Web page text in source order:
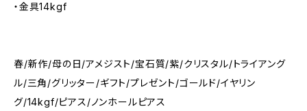
・金具14kgf
春/新作/母の日/アメジスト/宝石質/紫/クリスタル/トライアング
ル/三角/グリッター/ギフト/プレゼント/ゴールド/イヤリン
グ/14kgf/ピアス/ノンホールピアス